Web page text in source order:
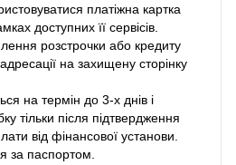
платіжна картка
доступних її сервісів.
розстрочки або кредиту
на захищену сторінку
на термін до 3-х днів і
тільки після підтвердження
від фінансової установи.
за паспортом.